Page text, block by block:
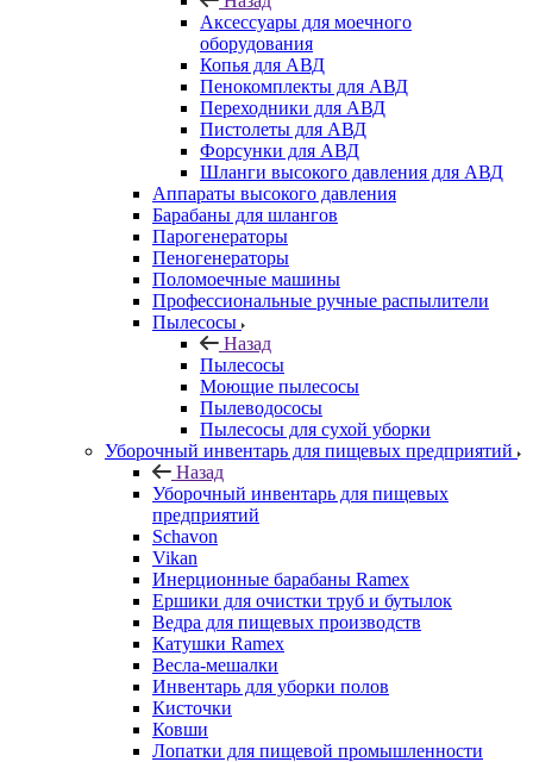
Аксессуары для моечного
оборудования
Копья для АВД
Пенокомплекты для АВД
Переходники для АВД
Пистолеты для АВД
Форсунки для АВД
Шланги высокого давления для АВД
Аппараты высокого давления
Барабаны для шлангов
Парогенераторы
Пеногенераторы
Поломоечные машины
Профессиональные ручные распылители
Пылесосы
Назад
Пылесосы
Моющие пылесосы
Пылеводососы
Пылесосы для сухой уборки
Уборочный инвентарь для пищевых предприятий
Назад
Уборочный инвентарь для пищевых
предприятий
Schavon
Vikan
Инерционные барабаны Ramex
Ершики для очистки труб и бутылок
Ведра для пищевых производств
Катушки Ramex
Весла-мешалки
Инвентарь для уборки полов
Кисточки
Ковши
Лопатки для пищевой промышленности